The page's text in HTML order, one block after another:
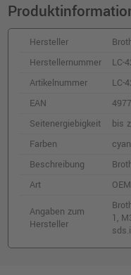
o. MwSt.
17,25
inkl. MwSt.
o. MwSt.
20,99
magenta
o. MwSt.
inkl. MwSt.
Hersteller
Herstellernummer
LC-
Artikelnummer
LC-
EAN
Seitenergiebigkeit
bis
Farben
cyan
Beschreibung
Art
OEM
Angaben zum
Hersteller
1,